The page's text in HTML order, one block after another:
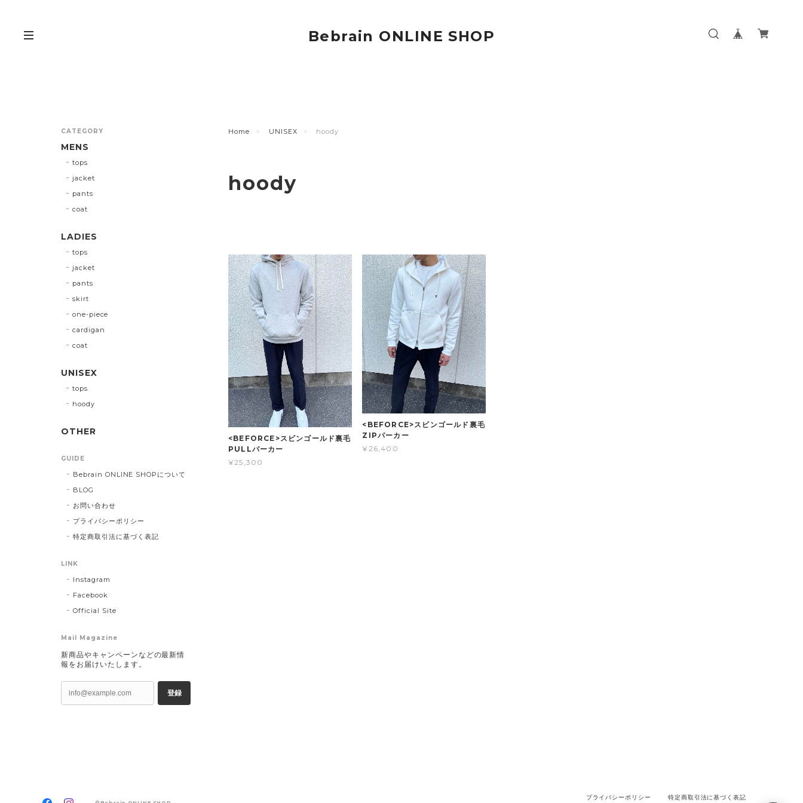
Bebrain ONLINE SHOP
Home UNISEX hoody
hoody
<BEFORCE>スビンゴールド裏毛
PULLパーカー
¥25,300
<BEFORCE>スビンゴールド裏毛
ZIPパーカー
¥26,400
CATEGORY
MENS
tops
jacket
pants
coat
LADIES
tops
jacket
pants
skirt
one-piece
cardigan
coat
UNISEX
tops
hoody
OTHER
GUIDE
Bebrain ONLINE SHOPについて
BLOG
お問い合わせ
プライバシーポリシー
特定商取引法に基づく表記
LINK
Instagram
Facebook
Official Site
Mail Magazine
新商品やキャンペーンなどの最新情
報をお届けいたします。
登録
プライバシーポリシー 特定商取引法に基づく表記